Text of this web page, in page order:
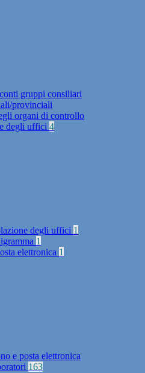
gruppi consiliari
provinciali
organi di controllo
degli uffici 4
degli uffici 1
1
elettronica 1
e posta elettronica
163